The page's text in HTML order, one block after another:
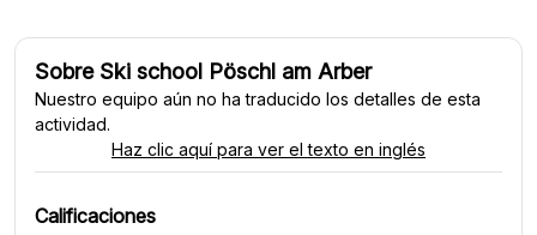
Sobre Ski school Pöschl am Arber
Nuestro equipo aún no ha traducido los detalles de esta
actividad.
Haz clic aquí para ver el texto en inglés
Calificaciones